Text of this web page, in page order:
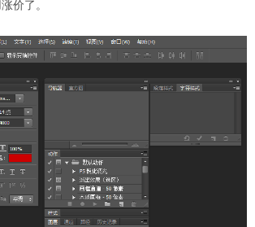
价了。